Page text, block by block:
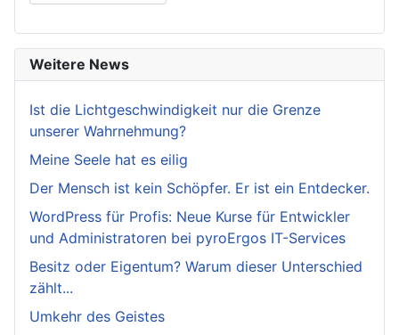
Weitere News
Ist die Lichtgeschwindigkeit nur die Grenze
unserer Wahrnehmung?
Meine Seele hat es eilig
Der Mensch ist kein Schöpfer. Er ist ein Entdecker.
WordPress für Profis: Neue Kurse für Entwickler
und Administratoren bei pyroErgos IT-Services
Besitz oder Eigentum? Warum dieser Unterschied
zählt...
Umkehr des Geistes